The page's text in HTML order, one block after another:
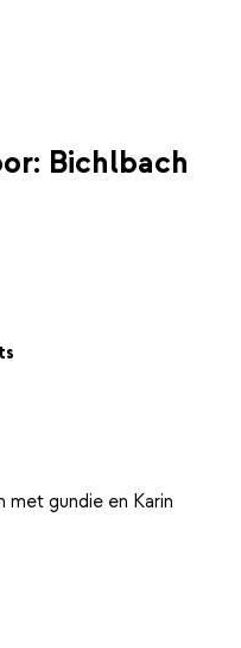
Bichlbach
met gundie en Karin